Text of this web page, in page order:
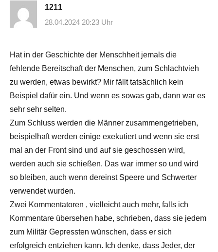
1211
28.04.2024 20:23 Uhr
Hat in der Geschichte der Menschheit jemals die
fehlende Bereitschaft der Menschen, zum Schlachtvieh
zu werden, etwas bewirkt? Mir fällt tatsächlich kein
Beispiel dafür ein. Und wenn es sowas gab, dann war es
sehr sehr selten.
Zum Schluss werden die Männer zusammengetrieben,
beispielhaft werden einige exekutiert und wenn sie erst
mal an der Front sind und auf sie geschossen wird,
werden auch sie schießen. Das war immer so und wird
so bleiben, auch wenn dereinst Speere und Schwerter
verwendet wurden.
Zwei Kommentatoren , vielleicht auch mehr, falls ich
Kommentare übersehen habe, schrieben, dass sie jedem
zum Militär Gepressten wünschen, dass er sich
erfolgreich entziehen kann. Ich denke, dass Jeder, der